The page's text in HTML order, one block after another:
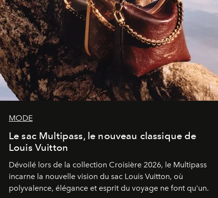
MODE
Le sac Multipass, le nouveau classique de
Louis Vuitton
Dévoilé lors de la collection Croisière 2026, le Multipass
incarne la nouvelle vision du sac Louis Vuitton, où
polyvalence, élégance et esprit du voyage ne font qu'un.